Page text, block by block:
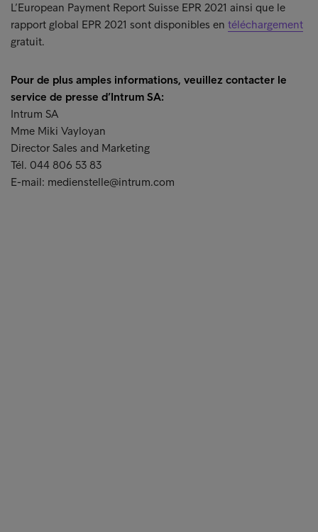
L’European Payment Report Suisse EPR 2021 ainsi que le
rapport global EPR 2021 sont disponibles en téléchargement
gratuit.
Pour de plus amples informations, veuillez contacter le
service de presse d’Intrum SA:
Intrum SA
Mme Miki Vayloyan
Director Sales and Marketing
Tél. 044 806 53 83
E-mail: medienstelle@intrum.com